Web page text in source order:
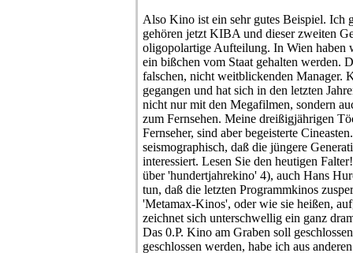
Also Kino ist ein sehr gutes Beispiel. Ich
gehören jetzt KIBA und dieser zweiten
oligopolartige Aufteilung. In Wien haben
ein bißchen vom Staat gehalten werden.
falschen, nicht weitblickenden Manager.
gegangen und hat sich in den letzten
nicht nur mit den Megafilmen, sondern
zum Fernsehen. Meine dreißigjährigen
Fernseher, sind aber begeisterte
seismographisch, daß die jüngere
interessiert. Lesen Sie den heutigen
über 'hundertjahrekino' 4), auch Hans
tun, daß die letzten Programmkinos
'Metamax-Kinos', oder wie sie heißen,
zeichnet sich unterschwellig ein ganz
Das 0.P. Kino am Graben soll
geschlossen werden, habe ich aus